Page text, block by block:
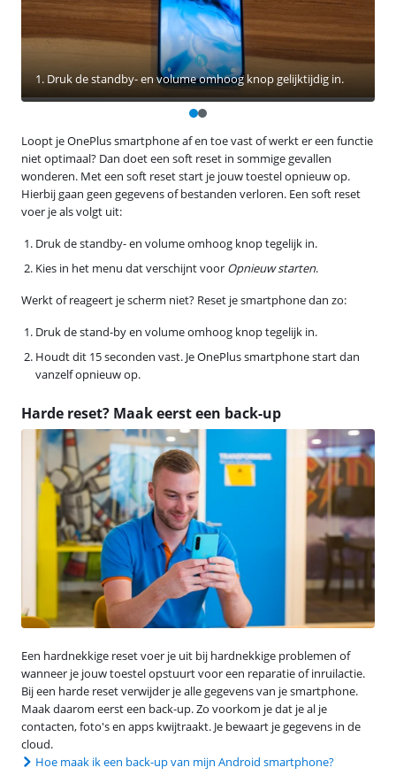
Loopt je OnePlus smartphone af en toe vast of werkt er een functie
niet optimaal? Dan doet een soft reset in sommige gevallen
wonderen. Met een soft reset start je jouw toestel opnieuw op.
Hierbij gaan geen gegevens of bestanden verloren. Een soft reset
voer je als volgt uit:
Druk de standby- en volume omhoog knop tegelijk in.
Kies in het menu dat verschijnt voor Opnieuw starten.
Werkt of reageert je scherm niet? Reset je smartphone dan zo:
Druk de stand-by en volume omhoog knop tegelijk in.
Houdt dit 15 seconden vast. Je OnePlus smartphone start dan
vanzelf opnieuw op.
1. Druk de standby- en volume omhoog knop gelijktijdig in.
Harde reset? Maak eerst een back-up
Een hardnekkige reset voer je uit bij hardnekkige problemen of
wanneer je jouw toestel opstuurt voor een reparatie of inruilactie.
Bij een harde reset verwijder je alle gegevens van je smartphone.
Maak daarom eerst een back-up. Zo voorkom je dat je al je
contacten, foto's en apps kwijtraakt. Je bewaart je gegevens in de
cloud.
Hoe maak ik een back-up van mijn Android smartphone?